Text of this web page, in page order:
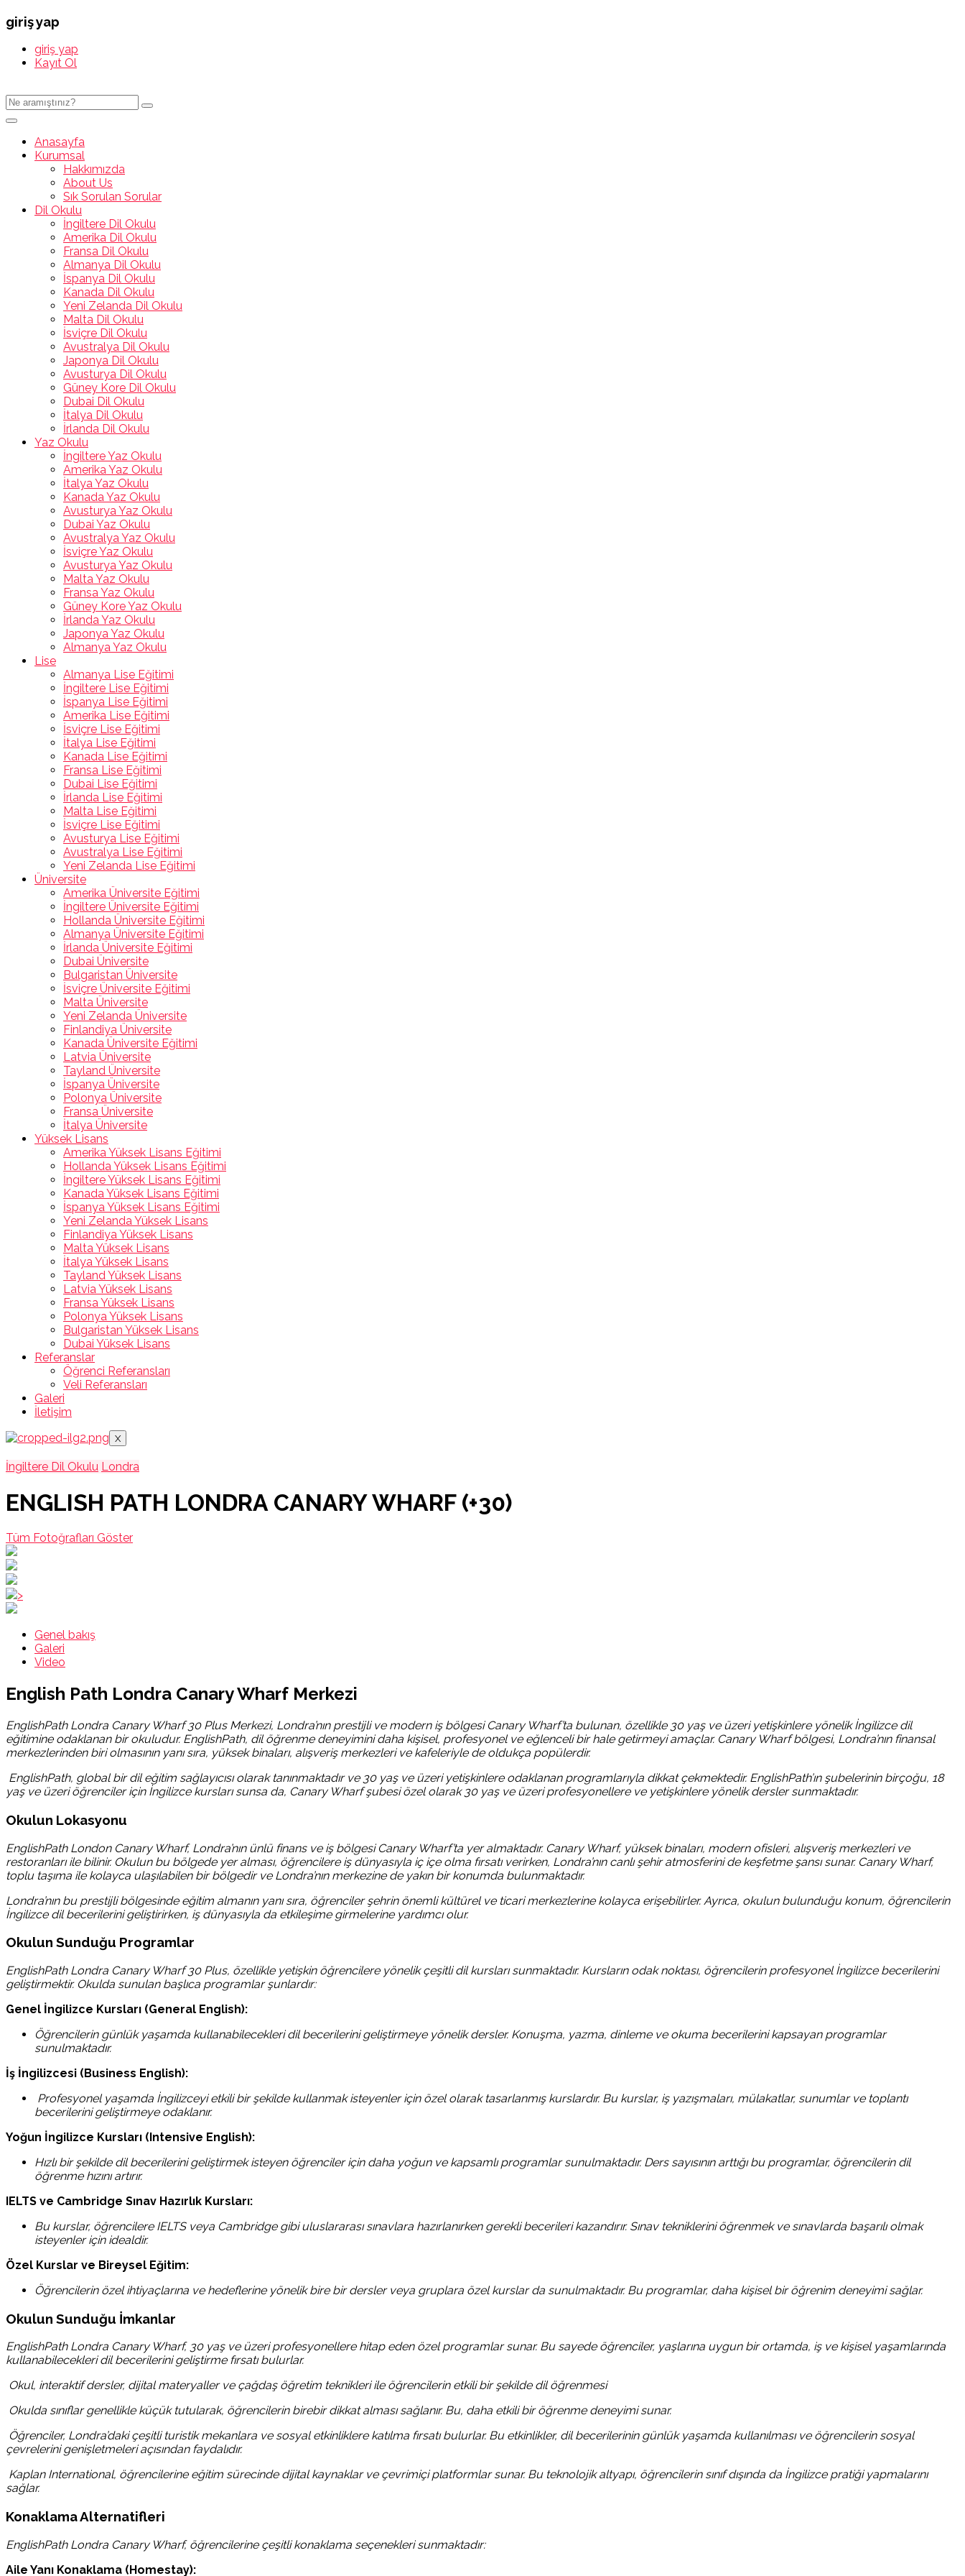
giriş yap
giriş yap
Kayıt Ol
Anasayfa
Kurumsal
Hakkımızda
About Us
Sık Sorulan Sorular
Dil Okulu
İngiltere Dil Okulu
Amerika Dil Okulu
Fransa Dil Okulu
Almanya Dil Okulu
İspanya Dil Okulu
Kanada Dil Okulu
Yeni Zelanda Dil Okulu
Malta Dil Okulu
İsviçre Dil Okulu
Avustralya Dil Okulu
Japonya Dil Okulu
Avusturya Dil Okulu
Güney Kore Dil Okulu
Dubai Dil Okulu
İtalya Dil Okulu
İrlanda Dil Okulu
Yaz Okulu
İngiltere Yaz Okulu
Amerika Yaz Okulu
İtalya Yaz Okulu
Kanada Yaz Okulu
Avusturya Yaz Okulu
Dubai Yaz Okulu
Avustralya Yaz Okulu
İsviçre Yaz Okulu
Avusturya Yaz Okulu
Malta Yaz Okulu
Fransa Yaz Okulu
Güney Kore Yaz Okulu
İrlanda Yaz Okulu
Japonya Yaz Okulu
Almanya Yaz Okulu
Lise
Almanya Lise Eğitimi
İngiltere Lise Eğitimi
İspanya Lise Eğitimi
Amerika Lise Eğitimi
İsviçre Lise Eğitimi
İtalya Lise Eğitimi
Kanada Lise Eğitimi
Fransa Lise Eğitimi
Dubai Lise Eğitimi
İrlanda Lise Eğitimi
Malta Lise Eğitimi
İsviçre Lise Eğitimi
Avusturya Lise Eğitimi
Avustralya Lise Eğitimi
Yeni Zelanda Lise Eğitimi
Üniversite
Amerika Üniversite Eğitimi
İngiltere Üniversite Eğitimi
Hollanda Üniversite Eğitimi
Almanya Üniversite Eğitimi
İrlanda Üniversite Eğitimi
Dubai Üniversite
Bulgaristan Üniversite
İsviçre Üniversite Eğitimi
Malta Üniversite
Yeni Zelanda Üniversite
Finlandiya Üniversite
Kanada Üniversite Eğitimi
Latvia Üniversite
Tayland Üniversite
İspanya Üniversite
Polonya Üniversite
Fransa Üniversite
İtalya Üniversite
Yüksek Lisans
Amerika Yüksek Lisans Eğitimi
Hollanda Yüksek Lisans Eğitimi
İngiltere Yüksek Lisans Eğitimi
Kanada Yüksek Lisans Eğitimi
İspanya Yüksek Lisans Eğitimi
Yeni Zelanda Yüksek Lisans
Finlandiya Yüksek Lisans
Malta Yüksek Lisans
İtalya Yüksek Lisans
Tayland Yüksek Lisans
Latvia Yüksek Lisans
Fransa Yüksek Lisans
Polonya Yüksek Lisans
Bulgaristan Yüksek Lisans
Dubai Yüksek Lisans
Referanslar
Öğrenci Referansları
Veli Referansları
Galeri
İletişim
X
İngiltere Dil Okulu Londra
ENGLISH PATH LONDRA CANARY WHARF (+30)
Tüm Fotoğrafları Göster
>
Genel bakış
Galeri
Video
English Path Londra Canary Wharf Merkezi
EnglishPath Londra Canary Wharf 30 Plus Merkezi, Londra’nın prestijli ve modern iş bölgesi Canary Wharf’ta bulunan, özellikle 30 yaş ve üzeri yetişkinlere yönelik İngilizce dil
eğitimine odaklanan bir okuludur. EnglishPath, dil öğrenme deneyimini daha kişisel, profesyonel ve eğlenceli bir hale getirmeyi amaçlar. Canary Wharf bölgesi, Londra’nın finansal
merkezlerinden biri olmasının yanı sıra, yüksek binaları, alışveriş merkezleri ve kafeleriyle de oldukça popülerdir.
EnglishPath, global bir dil eğitim sağlayıcısı olarak tanınmaktadır ve 30 yaş ve üzeri yetişkinlere odaklanan programlarıyla dikkat çekmektedir. EnglishPath’ın şubelerinin birçoğu, 18
yaş ve üzeri öğrenciler için İngilizce kursları sunsa da, Canary Wharf şubesi özel olarak 30 yaş ve üzeri profesyonellere ve yetişkinlere yönelik dersler sunmaktadır.
Okulun Lokasyonu
EnglishPath London Canary Wharf, Londra’nın ünlü finans ve iş bölgesi Canary Wharf’ta yer almaktadır. Canary Wharf, yüksek binaları, modern ofisleri, alışveriş merkezleri ve
restoranları ile bilinir. Okulun bu bölgede yer alması, öğrencilere iş dünyasıyla iç içe olma fırsatı verirken, Londra’nın canlı şehir atmosferini de keşfetme şansı sunar. Canary Wharf,
toplu taşıma ile kolayca ulaşılabilen bir bölgedir ve Londra’nın merkezine de yakın bir konumda bulunmaktadır.
Londra’nın bu prestijli bölgesinde eğitim almanın yanı sıra, öğrenciler şehrin önemli kültürel ve ticari merkezlerine kolayca erişebilirler. Ayrıca, okulun bulunduğu konum, öğrencilerin
İngilizce dil becerilerini geliştirirken, iş dünyasıyla da etkileşime girmelerine yardımcı olur.
Okulun Sunduğu Programlar
EnglishPath Londra Canary Wharf 30 Plus, özellikle yetişkin öğrencilere yönelik çeşitli dil kursları sunmaktadır. Kursların odak noktası, öğrencilerin profesyonel İngilizce becerilerini
geliştirmektir. Okulda sunulan başlıca programlar şunlardır:
Genel İngilizce Kursları (General English):
Öğrencilerin günlük yaşamda kullanabilecekleri dil becerilerini geliştirmeye yönelik dersler. Konuşma, yazma, dinleme ve okuma becerilerini kapsayan programlar
sunulmaktadır.
İş İngilizcesi (Business English):
Profesyonel yaşamda İngilizceyi etkili bir şekilde kullanmak isteyenler için özel olarak tasarlanmış kurslardır. Bu kurslar, iş yazışmaları, mülakatlar, sunumlar ve toplantı
becerilerini geliştirmeye odaklanır.
Yoğun İngilizce Kursları (Intensive English):
Hızlı bir şekilde dil becerilerini geliştirmek isteyen öğrenciler için daha yoğun ve kapsamlı programlar sunulmaktadır. Ders sayısının arttığı bu programlar, öğrencilerin dil
öğrenme hızını artırır.
IELTS ve Cambridge Sınav Hazırlık Kursları:
Bu kurslar, öğrencilere IELTS veya Cambridge gibi uluslararası sınavlara hazırlanırken gerekli becerileri kazandırır. Sınav tekniklerini öğrenmek ve sınavlarda başarılı olmak
isteyenler için idealdir.
Özel Kurslar ve Bireysel Eğitim:
Öğrencilerin özel ihtiyaçlarına ve hedeflerine yönelik bire bir dersler veya gruplara özel kurslar da sunulmaktadır. Bu programlar, daha kişisel bir öğrenim deneyimi sağlar.
Okulun Sunduğu İmkanlar
EnglishPath Londra Canary Wharf, 30 yaş ve üzeri profesyonellere hitap eden özel programlar sunar. Bu sayede öğrenciler, yaşlarına uygun bir ortamda, iş ve kişisel yaşamlarında
kullanabilecekleri dil becerilerini geliştirme fırsatı bulurlar.
Okul, interaktif dersler, dijital materyaller ve çağdaş öğretim teknikleri ile öğrencilerin etkili bir şekilde dil öğrenmesi
Okulda sınıflar genellikle küçük tutularak, öğrencilerin birebir dikkat alması sağlanır. Bu, daha etkili bir öğrenme deneyimi sunar.
Öğrenciler, Londra’daki çeşitli turistik mekanlara ve sosyal etkinliklere katılma fırsatı bulurlar. Bu etkinlikler, dil becerilerinin günlük yaşamda kullanılması ve öğrencilerin sosyal
çevrelerini genişletmeleri açısından faydalıdır.
Kaplan International, öğrencilerine eğitim sürecinde dijital kaynaklar ve çevrimiçi platformlar sunar. Bu teknolojik altyapı, öğrencilerin sınıf dışında da İngilizce pratiği yapmalarını
sağlar.
Konaklama Alternatifleri
EnglishPath Londra Canary Wharf, öğrencilerine çeşitli konaklama seçenekleri sunmaktadır:
Aile Yanı Konaklama (Homestay):